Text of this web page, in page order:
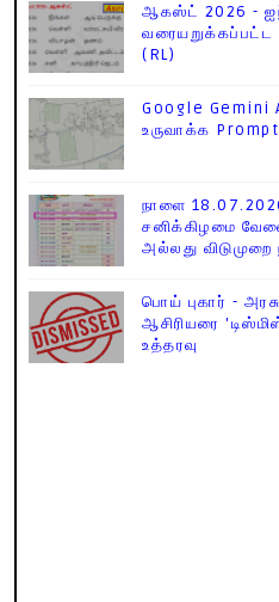
ஆகஸ்ட் 2026 -
வரையறுக்கப்பட்ட
(RL)
Google Gemini
உருவாக்க Prompt
நாளை
சனிக்கிழமை
அல்லது விடுமுறை
பொய் புகார் -
ஆசிரியரை
உத்தரவு